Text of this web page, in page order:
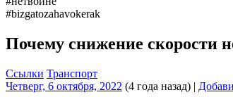
#bizgatozahavokerak
Почему снижение скорости
Ссылки Транспорт
Четверг, 6 октября, 2022 (4 года назад) |